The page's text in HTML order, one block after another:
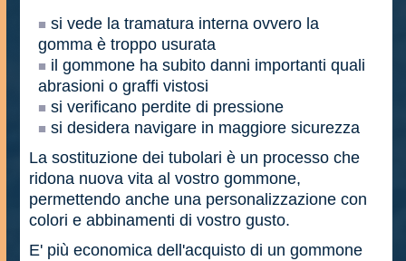
si vede la tramatura interna ovvero la
gomma è troppo usurata
il gommone ha subito danni importanti quali
abrasioni o graffi vistosi
si verificano perdite di pressione
si desidera navigare in maggiore sicurezza
La sostituzione dei tubolari è un processo che
ridona nuova vita al vostro gommone,
permettendo anche una personalizzazione con
colori e abbinamenti di vostro gusto.
E' più economica dell'acquisto di un gommone